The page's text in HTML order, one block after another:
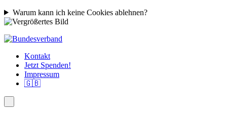
Warum kann ich keine Cookies ablehnen?
Kontakt
Jetzt Spenden!
Impressum
🇬🇧